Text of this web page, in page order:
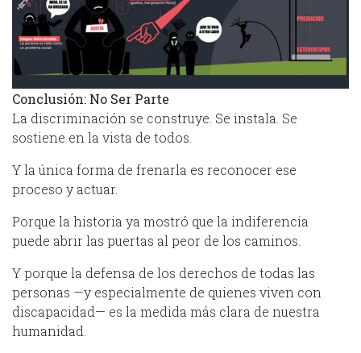
Conclusión: No Ser Parte
La discriminación se construye. Se instala. Se
sostiene en la vista de todos.
Y la única forma de frenarla es reconocer ese
proceso y actuar.
Porque la historia ya mostró que la indiferencia
puede abrir las puertas al peor de los caminos.
Y porque la defensa de los derechos de todas las
personas —y especialmente de quienes viven con
discapacidad— es la medida más clara de nuestra
humanidad.